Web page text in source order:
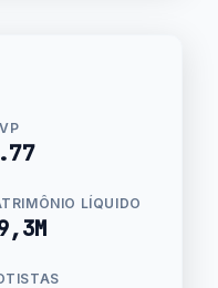
LÍQUIDO